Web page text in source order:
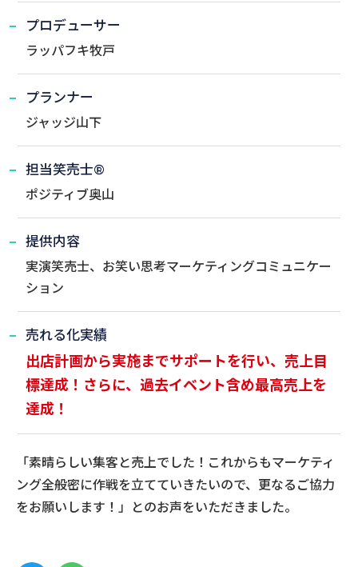
プロデューサー
ラッパフキ牧戸
プランナー
ジャッジ山下
担当笑売士®
ポジティブ奥山
提供内容
実演笑売士、お笑い思考マーケティングコミュニケー
ション
売れる化実績
出店計画から実施までサポートを行い、売上目
標達成！さらに、過去イベント含め最高売上を
達成！
「素晴らしい集客と売上でした！これからもマーケティ
ング全般密に作戦を立てていきたいので、更なるご協力
をお願いします！」とのお声をいただきました。